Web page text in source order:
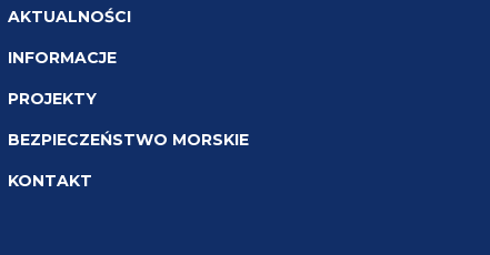
AKTUALNOŚCI
INFORMACJE
PROJEKTY
BEZPIECZEŃSTWO MORSKIE
KONTAKT